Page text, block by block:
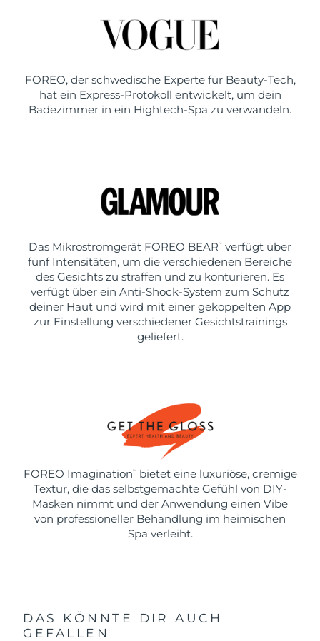
FOREO, der schwedische Experte für Beauty-Tech,
hat ein Express-Protokoll entwickelt, um dein
Badezimmer in ein Hightech-Spa zu verwandeln.
Das Mikrostromgerät FOREO BEAR ™
verfügt über
fünf Intensitäten, um die verschiedenen Bereiche
des Gesichts zu straffen und zu konturieren. Es
verfügt über ein Anti-Shock-System zum Schutz
deiner Haut und wird mit einer gekoppelten App
zur Einstellung verschiedener Gesichtstrainings
geliefert.
FOREO Imagination ™
bietet eine luxuriöse, cremige
Textur, die das selbstgemachte Gefühl von DIY-
Masken nimmt und der Anwendung einen Vibe
von professioneller Behandlung im heimischen
Spa verleiht.
DAS KÖNNTE DIR AUCH
GEFALLEN